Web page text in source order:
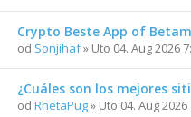
Crypto Beste App of
od Sonjihaf» Uto 04. Aug 2026
¿Cuáles son los mejores
od RhetaPug» Uto 04. Aug 2026